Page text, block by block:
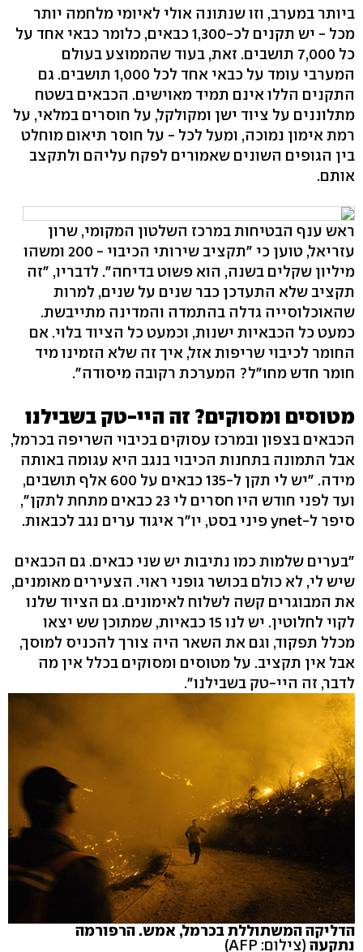
ביותר במערב, וזו שנתונה אולי לאיומי מלחמה יותר
מכל - יש תקנים לכ-1,300 כבאים, כלומר כבאי אחד על
כל 7,000 תושבים. זאת, בעוד שהממוצע בעולם
המערבי עומד על כבאי אחד לכל 1,000 תושבים. גם
התקנים הללו אינם תמיד מאוישים. הכבאים בשטח
מתלוננים על ציוד ישן ומקולקל, על חוסרים במלאי, על
רמת אימון נמוכה, ומעל לכל - על חוסר תיאום מוחלט
בין הגופים השונים שאמורים לפקח עליהם ולתקצב
אותם.
ראש ענף הבטיחות במרכז השלטון המקומי, שרון
עזריאל, טוען כי "תקציב שירותי הכיבוי - 200 ומשהו
מיליון שקלים בשנה, הוא פשוט בדיחה". לדבריו, "זה
תקציב שלא התעדכן כבר שנים על שנים, למרות
שהאוכלוסייה גדלה בהתמדה והמדינה מתייבשת.
כמעט כל הכבאיות ישנות, וכמעט כל הציוד בלוי. אם
החומר לכיבוי שריפות אזל, איך זה שלא הזמינו מיד
חומר חדש מחו"ל? המערכת רקובה מיסודה".
מטוסים ומסוקים? זה היי-טק בשבילנו
הכבאים בצפון ובמרכז עסוקים בכיבוי השריפה בכרמל,
אבל התמונה בתחנות הכיבוי בנגב היא עגומה באותה
מידה. "יש לי תקן ל-135 כבאים על 600 אלף תושבים,
ועד לפני חודש היו חסרים לי 23 כבאים מתחת לתקן",
סיפר ל-ynet פיני בסט, יו"ר איגוד ערים נגב לכבאות.
"בערים שלמות כמו נתיבות יש שני כבאים. גם הכבאים
שיש לי, לא כולם בכושר גופני ראוי. הצעירים מאומנים,
את המבוגרים קשה לשלוח לאימונים. גם הציוד שלנו
לקוי לחלוטין. יש לנו 15 כבאיות, שמתוכן שש יצאו
מכלל תפקוד, וגם את השאר היה צורך להכניס למוסך,
אבל אין תקציב. על מטוסים ומסוקים בכלל אין מה
לדבר, זה היי-טק בשבילנו".
הדליקה המשתוללת בכרמל, אמש. הרפורמה
נתקעה (צילום: AFP)